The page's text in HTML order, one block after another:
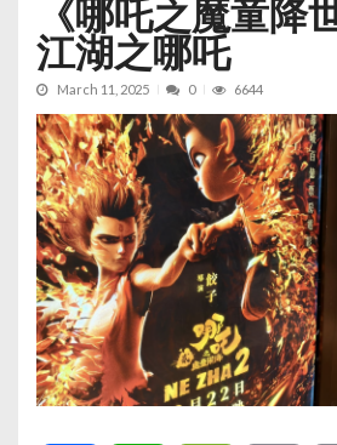
《哪吒之魔童降
江湖之哪吒
March 11, 2025 0 6644